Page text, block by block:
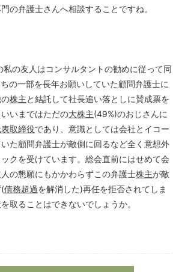
の弁護士さんへ相談することですね。
の友人はコンサルタントの勧めに従って同
の一部を長年お願いしていた顧問弁護士に
株主と結託して社長追い落としに賛成票を
いまではただの大株主(49%)のおじさんに
取締役であり、意識としては会社とイコー
いた顧問弁護士が敵側に回るなど全く意想外
クを受けています。総会直前にはせめて会
の懇願にもかかわらずこの弁護士株主が敵
債務超過を解消した)再任を拒否されてしま
取ることはできないでしょうか。
税務経理
企業法務
経営の知恵
総務の給湯室
秘書のノウハウ
次へ